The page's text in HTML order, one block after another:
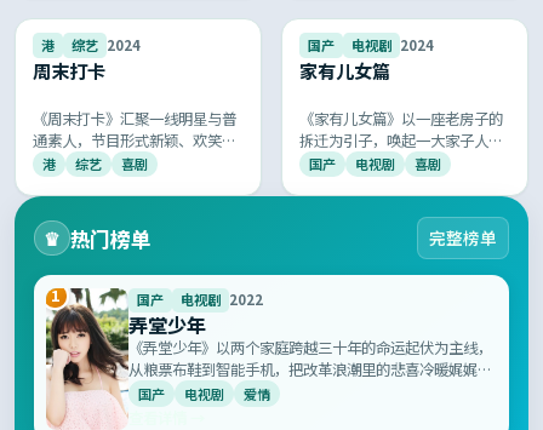
与荣光。
港 综艺 2024
周末打卡
《周末打卡》汇聚一线明星与普
通素人，节目形式新颖、欢笑与
感动并存，每期主题贴近生活，
是周末家庭休闲的优质综艺选
择。
港 综艺 喜剧
国产 电视剧 2024
家有儿女篇
《家有儿女篇》以一座老房子的
拆迁为引子，唤起一大家子人对
童年、亲情与遗憾的回忆，群像
戏份扎实，每个角色都像是身边
国产 电视剧 喜剧
♛ 热门榜单 完整榜单
1 国产 电视剧 2022
弄堂少年
《弄堂少年》以两个家庭跨越三十年的命运起伏为主线，
从粮票布鞋到智能手机，把改革浪潮里的悲喜冷暖娓娓道
来，是国产年代剧中难得的高分诚意之作。
国产 电视剧 爱情
查看详情 →